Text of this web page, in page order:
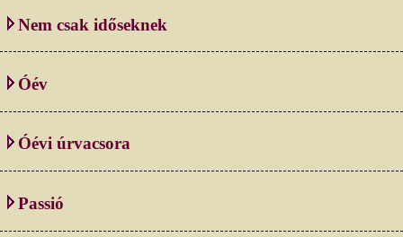
Nem csak időseknek
Óév
Óévi úrvacsora
Passió